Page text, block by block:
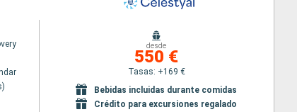
desde
550 €
Tasas: +169 €
Bebidas incluidas durante comidas
Crédito para excursiones regalado